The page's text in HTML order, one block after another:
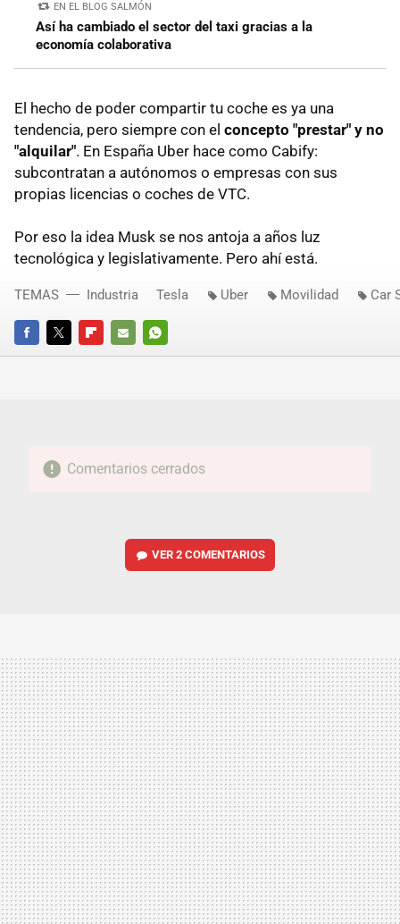
EN EL BLOG SALMÓN
Así ha cambiado el sector del taxi gracias a la
economía colaborativa
El hecho de poder compartir tu coche es ya una
tendencia, pero siempre con el concepto "prestar" y no
"alquilar". En España Uber hace como Cabify:
subcontratan a autónomos o empresas con sus
propias licencias o coches de VTC.
Por eso la idea Musk se nos antoja a años luz
tecnológica y legislativamente. Pero ahí está.
FACEBOOKTWITTERFLIPBOARD
E-
WHATSAPP
TEMAS Industria Tesla Uber Movilidad Car
Comentarios cerrados
VER2 COMENTARIOS